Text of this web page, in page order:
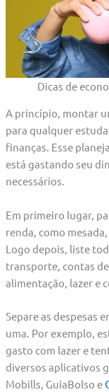
Dicas de
A princípio, montar
para qualquer
finanças. Esse
está gastando seu
necessários.
Em primeiro lugar,
renda, como
Logo depois, liste
transporte, contas
alimentação, lazer e
Separe as despesas
uma. Por exemplo,
gasto com lazer e
diversos aplicativos
Mobills, GuiaBolso e